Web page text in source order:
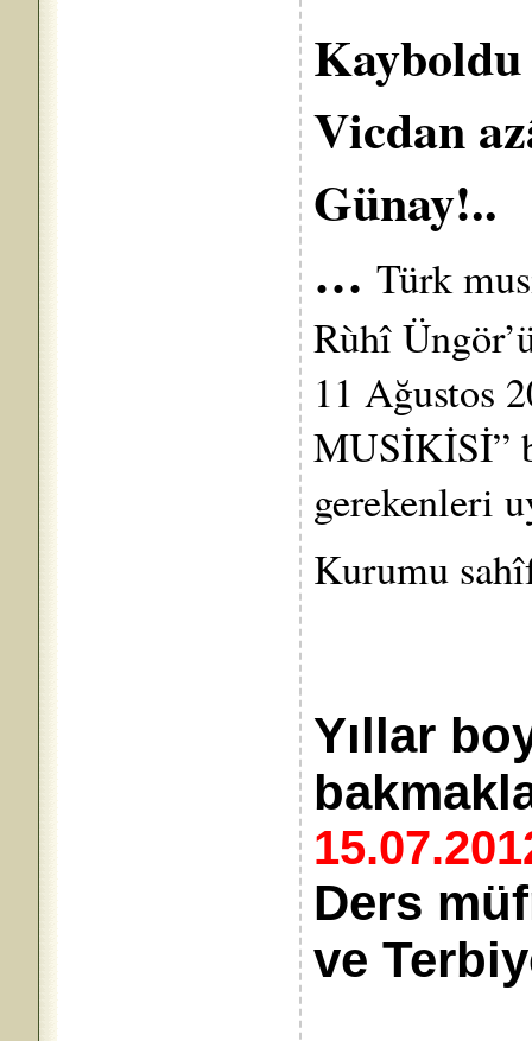
Kayboldu
Vicdan
…Türk
Rùhî
11 Ağustos
MUSİKİSİ”
gerekenleri
Kurumu
Yıllar
Ders
ve